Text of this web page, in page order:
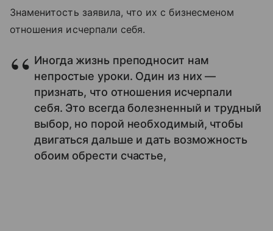
Знаменитость заявила, что их с бизнесменом
отношения исчерпали себя.
Иногда жизнь преподносит нам
непростые уроки. Один из них —
признать, что отношения исчерпали
себя. Это всегда болезненный и трудный
выбор, но порой необходимый, чтобы
двигаться дальше и дать возможность
обоим обрести счастье,